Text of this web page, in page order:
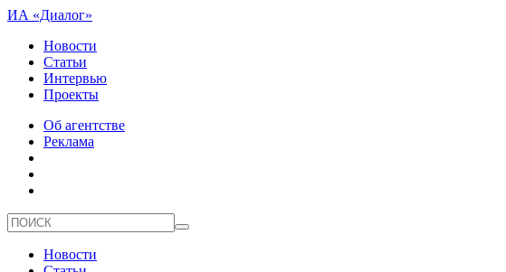
ИА «Диалог»
Новости
Статьи
Интервью
Проекты
Об агентстве
Реклама
Новости